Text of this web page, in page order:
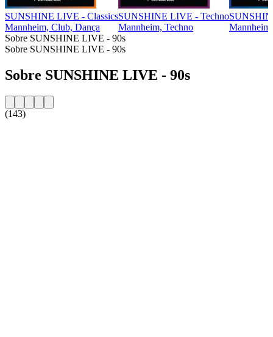
SUNSHINE LIVE - Classics
Mannheim, Club, Dança
SUNSHINE LIVE - Techno
Mannheim, Techno
Sobre SUNSHINE LIVE - 90s
Sobre SUNSHINE LIVE - 90s
Sobre SUNSHINE LIVE - 90s
(143)